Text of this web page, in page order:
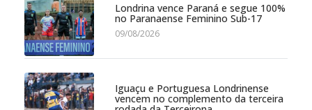
Londrina vence Paraná e segue 100%
no Paranaense Feminino Sub-17
09/08/2026
Iguaçu e Portuguesa Londrinense
vencem no complemento da terceira